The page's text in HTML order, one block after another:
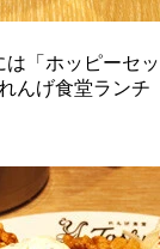
「ホッピーセッ
んげ食堂ランチ